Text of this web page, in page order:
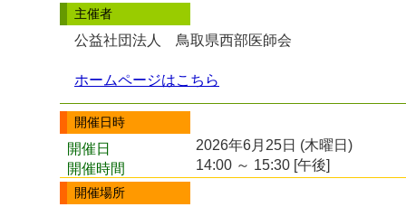
主催者
公益社団法人 鳥取県西部医師会
ホームページはこちら
開催日時
開催日
2026年6月25日 (木曜日)
開催時間
14:00 ～ 15:30 [午後]
開催場所